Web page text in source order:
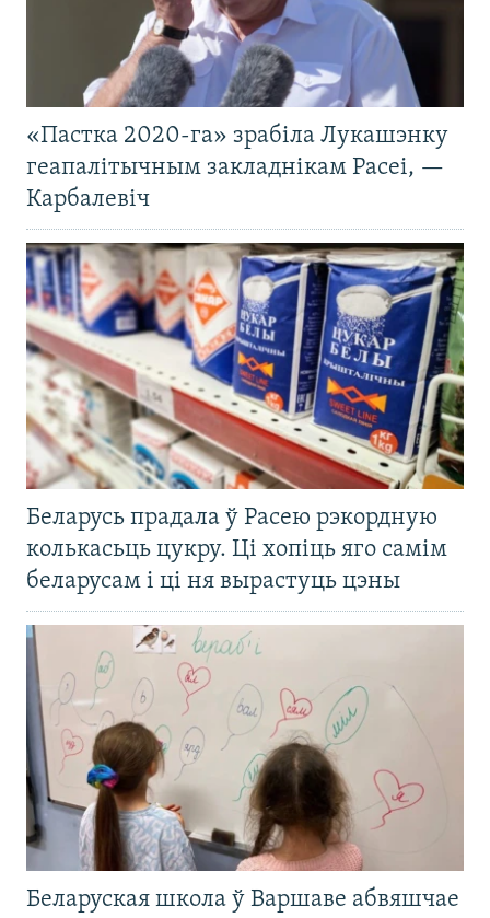
«Пастка 2020-га» зрабіла Лукашэнку
геапалітычным закладнікам Расеі, —
Карбалевіч
Беларусь прадала ў Расею рэкордную
колькасьць цукру. Ці хопіць яго самім
беларусам і ці ня вырастуць цэны
Беларуская школа ў Варшаве абвяшчае